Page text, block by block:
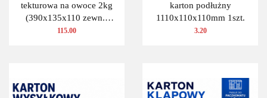
tekturowa na owoce 2kg
(390x135x110 zewn.)
100 szt.
115.00
karton podłużny
1110x110x110mm 1szt.
3.20